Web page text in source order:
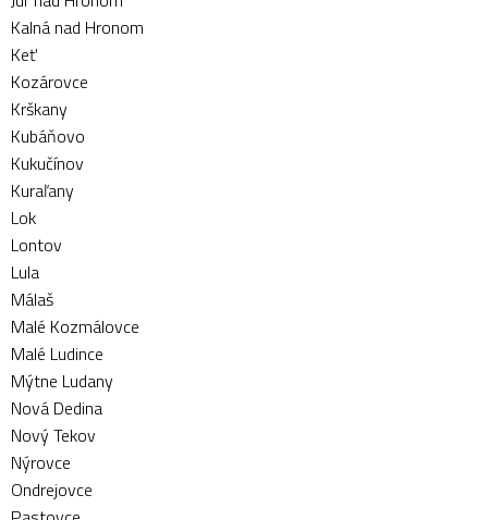
Kalná nad Hronom
Keť
Kozárovce
Krškany
Kubáňovo
Kukučínov
Kuraľany
Lok
Lontov
Lula
Málaš
Malé Kozmálovce
Malé Ludince
Mýtne Ludany
Nová Dedina
Nový Tekov
Nýrovce
Ondrejovce